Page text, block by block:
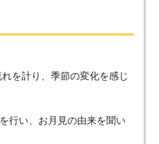
を計り、季節の変化を感じ
行い、お月見の由来を聞い